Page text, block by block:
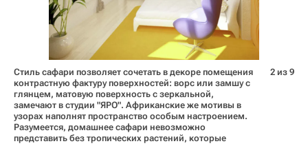
Стиль сафари позволяет сочетать в декоре помещения
контрастную фактуру поверхностей: ворс или замшу с
глянцем, матовую поверхность с зеркальной,
замечают в студии "ЯРО". Африканские же мотивы в
узорах наполнят пространство особым настроением.
Разумеется, домашнее сафари невозможно
представить без тропических растений, которые
2 из 9